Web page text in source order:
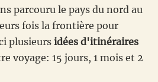
parcouru le pays du nord au
fois la frontière pour
plusieurs idées d'itinéraires
voyage: 15 jours, 1 mois et 2